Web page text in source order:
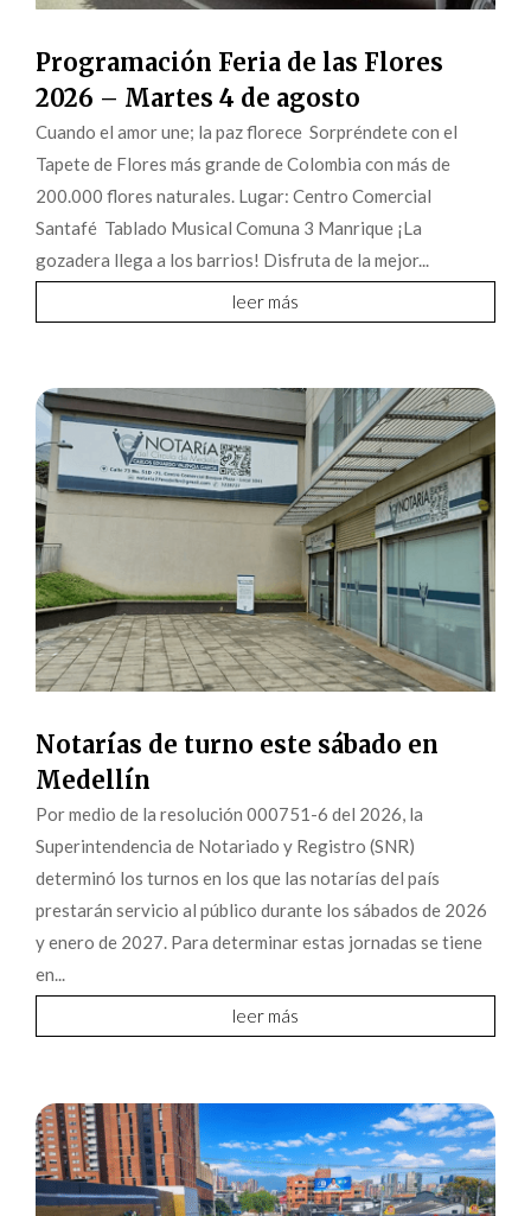
Programación Feria de las Flores
2026 – Martes 4 de agosto
Cuando el amor une; la paz florece Sorpréndete con el
Tapete de Flores más grande de Colombia con más de
200.000 flores naturales. Lugar: Centro Comercial
Santafé Tablado Musical Comuna 3 Manrique ¡La
gozadera llega a los barrios! Disfruta de la mejor...
leer más
Notarías de turno este sábado en
Medellín
Por medio de la resolución 000751-6 del 2026, la
Superintendencia de Notariado y Registro (SNR)
determinó los turnos en los que las notarías del país
prestarán servicio al público durante los sábados de 2026
y enero de 2027. Para determinar estas jornadas se tiene
en...
leer más